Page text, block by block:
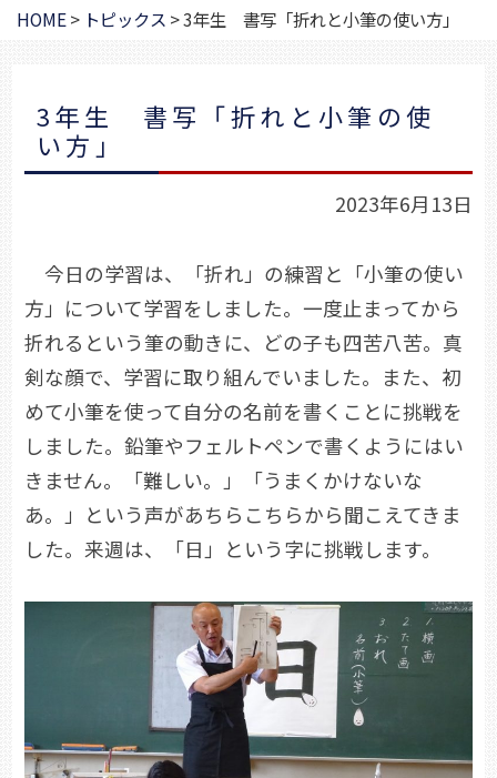
HOME> トピックス >3年生 書写「折れと小筆の使い方」
3年生 書写「折れと小筆の使
い方」
2023年6月13日
今日の学習は、「折れ」の練習と「小筆の使い
方」について学習をしました。一度止まってから
折れるという筆の動きに、どの子も四苦八苦。真
剣な顔で、学習に取り組んでいました。また、初
めて小筆を使って自分の名前を書くことに挑戦を
しました。鉛筆やフェルトペンで書くようにはい
きません。「難しい。」「うまくかけないな
あ。」という声があちらこちらから聞こえてきま
した。来週は、「日」という字に挑戦します。